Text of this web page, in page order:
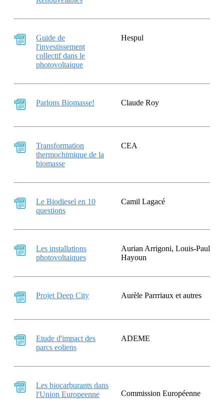
Guide de
l'investissement
collectif dans le
photovoltaique
Hespul
Parlons Biomasse! Claude Roy
Transformation
thermochimique de la
biomasse
CEA
Le Biodiesel en 10
questions
Camil Lagacé
Les installations
photovoltaiques
Aurian Arrigoni, Louis-Paul
Hayoun
Projet Deep City Aurèle Parrriaux et autres
Etude d'impact des
parcs eoliens
ADEME
Les biocarburants dans
l'Union Europeenne
Commission Européenne